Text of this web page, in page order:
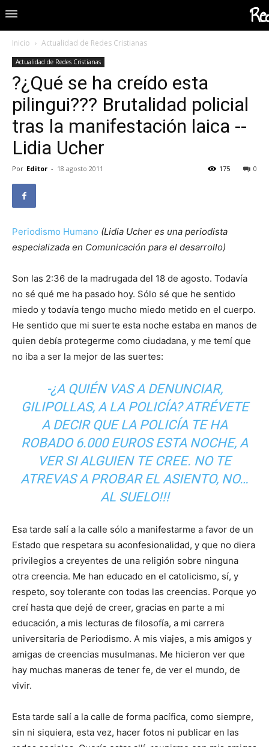
Inicio Actualidad de Redes Cristianas
Actualidad de Redes Cristianas
?¿Qué se ha creído esta
pilingui??? Brutalidad policial
tras la manifestación laica --
Lidia Ucher
Por Editor - 18 agosto 2011 0
175
Periodismo Humano (Lidia Ucher es una periodista
especializada en Comunicación para el desarrollo)
Son las 2:36 de la madrugada del 18 de agosto. Todavía
no sé qué me ha pasado hoy. Sólo sé que he sentido
miedo y todavía tengo mucho miedo metido en el cuerpo.
He sentido que mi suerte esta noche estaba en manos de
quien debía protegerme como ciudadana, y me temí que
no iba a ser la mejor de las suertes:
-¿A QUIÉN VAS A DENUNCIAR,
GILIPOLLAS, A LA POLICÍA? ATRÉVETE
A DECIR QUE LA POLICÍA TE HA
ROBADO 6.000 EUROS ESTA NOCHE, A
VER SI ALGUIEN TE CREE. NO TE
ATREVAS A PROBAR EL ASIENTO, NO…
AL SUELO!!!
Esa tarde salí a la calle sólo a manifestarme a favor de un
Estado que respetara su aconfesionalidad, y que no diera
privilegios a creyentes de una religión sobre ninguna
otra creencia. Me han educado en el catolicismo, sí, y
respeto, soy tolerante con todas las creencias. Porque yo
creí hasta que dejé de creer, gracias en parte a mi
educación, a mis lecturas de filosofía, a mi carrera
universitaria de Periodismo. A mis viajes, a mis amigos y
amigas de creencias musulmanas. Me hicieron ver que
hay muchas maneras de tener fe, de ver el mundo, de
vivir.
Esta tarde salí a la calle de forma pacífica, como siempre,
sin ni siquiera, esta vez, hacer fotos ni publicar en las